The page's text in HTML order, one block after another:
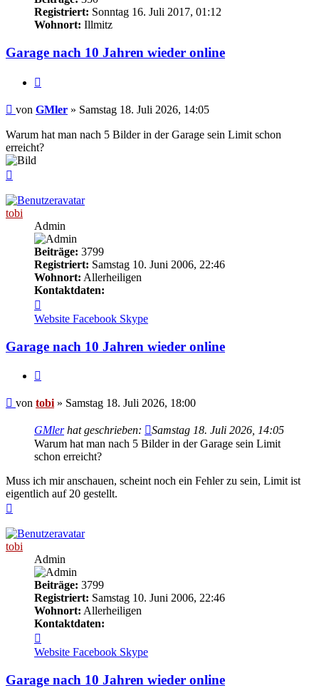
Registriert: Sonntag 16. Juli 2017, 01:12
Wohnort: Illmitz
Garage nach 10 Jahren wieder online
Beitrag
von GMler » Samstag 18. Juli 2026, 14:05
Warum hat man nach 5 Bilder in der Garage sein Limit schon
erreicht?
tobi
Admin
Beiträge: 3799
Registriert: Samstag 10. Juni 2006, 22:46
Wohnort: Allerheiligen
Kontaktdaten:
von
tobi
Website Facebook Skype
Garage nach 10 Jahren wieder online
Beitrag
von tobi » Samstag 18. Juli 2026, 18:00
GMlerhat geschrieben:
Samstag 18. Juli 2026, 14:05
Warum hat man nach 5 Bilder in der Garage sein Limit
schon erreicht?
Muss ich mir anschauen, scheint noch ein Fehler zu sein, Limit ist
eigentlich auf 20 gestellt.
tobi
Admin
Beiträge: 3799
Registriert: Samstag 10. Juni 2006, 22:46
Wohnort: Allerheiligen
Kontaktdaten:
von
tobi
Website Facebook Skype
Garage nach 10 Jahren wieder online